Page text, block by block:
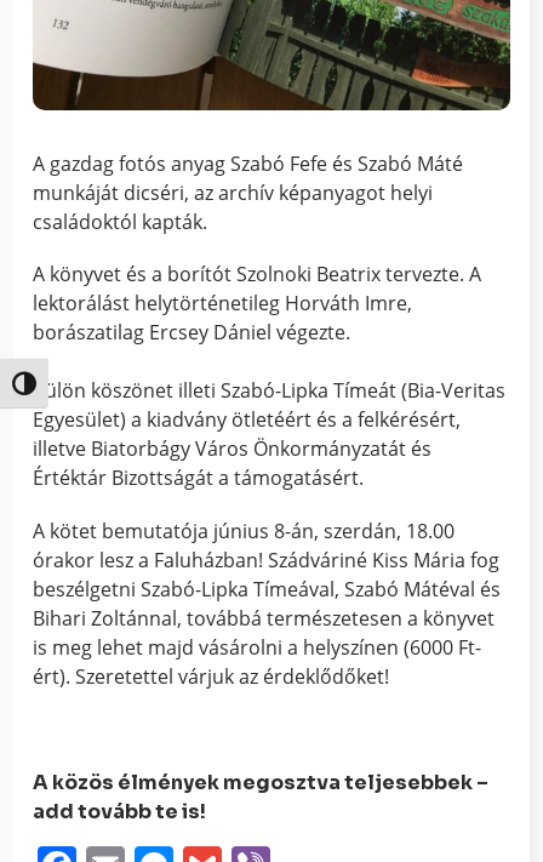
Nagy kontraszt váltása
A gazdag fotós anyag Szabó Fefe és Szabó Máté
munkáját dicséri, az archív képanyagot helyi
családoktól kapták.
A könyvet és a borítót Szolnoki Beatrix tervezte. A
lektorálást helytörténetileg Horváth Imre,
borászatilag Ercsey Dániel végezte.
Külön köszönet illeti Szabó-Lipka Tímeát (Bia-Veritas
Egyesület) a kiadvány ötletéért és a felkérésért,
illetve Biatorbágy Város Önkormányzatát és
Értéktár Bizottságát a támogatásért.
A kötet bemutatója június 8-án, szerdán, 18.00
órakor lesz a Faluházban! Szádváriné Kiss Mária fog
beszélgetni Szabó-Lipka Tímeával, Szabó Mátéval és
Bihari Zoltánnal, továbbá természetesen a könyvet
is meg lehet majd vásárolni a helyszínen (6000 Ft-
ért). Szeretettel várjuk az érdeklődőket!
A közös élmények megosztva teljesebbek –
add tovább te is!